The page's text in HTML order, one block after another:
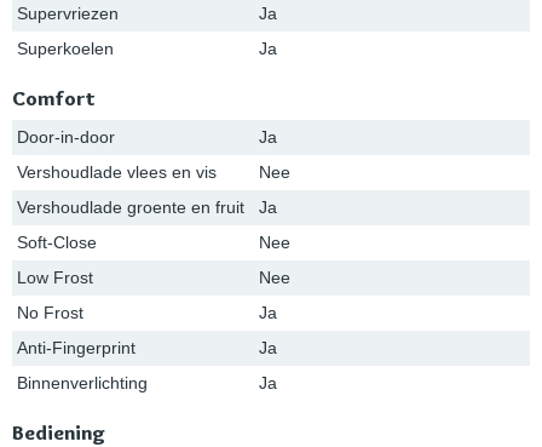
Supervriezen
Ja
Superkoelen
Ja
Comfort
Door-in-door
Ja
Vershoudlade vlees en vis
Nee
Vershoudlade groente en fruit
Ja
Soft-Close
Nee
Low Frost
Nee
No Frost
Ja
Anti-Fingerprint
Ja
Binnenverlichting
Ja
Bediening